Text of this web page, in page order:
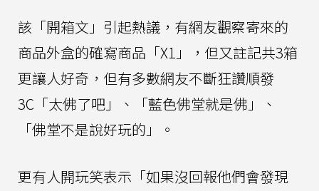
該「開箱文」引起熱議，有網友觀察寄來的
商品外盒的確寫商品「X1」，但又註記共3箱
更讓人好奇，但有多數網友不斷狂讚順發
3C「太佛了吧」、「藍色佛堂就是佛」、
「佛堂不是說好玩的」。
更有人開玩笑表示「如果沒回報他們會發現